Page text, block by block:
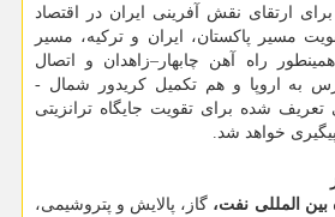
ارتقای نقش آفرینی ایران در اقتصاد
مسیر پاکستان، ایران و ترکیه، مسیر
راه آهن چابهار–زاهدان و اتصال
به اروپا و هم تکمیل کریدور شمال -
شده برای تقویت جایگاه ترانزیتی
خواهد شد.
بین المللی نفت، گاز، پالایش و پتروشیمی،